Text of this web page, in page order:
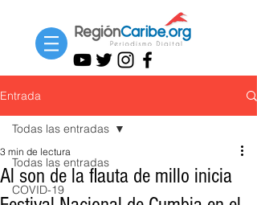
Entrada
Todas las entradas
COVID-19
Todas las entradas
Al son de la flauta de millo inicia
3 min de lectura